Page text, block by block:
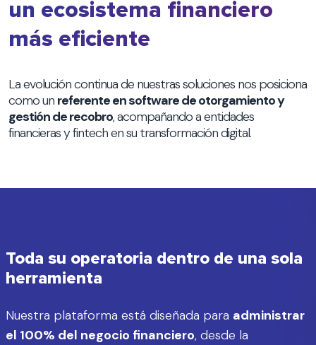
un ecosistema financiero
más eficiente
La evolución continua de nuestras soluciones nos posiciona
como un referente en software de otorgamiento y
gestión de recobro, acompañando a entidades
financieras y fintech en su transformación digital.
Toda su operatoria dentro de una sola
herramienta
Nuestra plataforma está diseñada para administrar
el 100% del negocio financiero, desde la